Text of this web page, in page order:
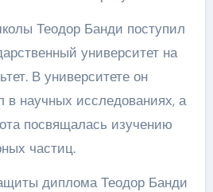
Теодор Банди поступил
университет на
В университете он
в научных исследованиях, а
посвящалась изучению
частиц.
диплома Теодор Банди